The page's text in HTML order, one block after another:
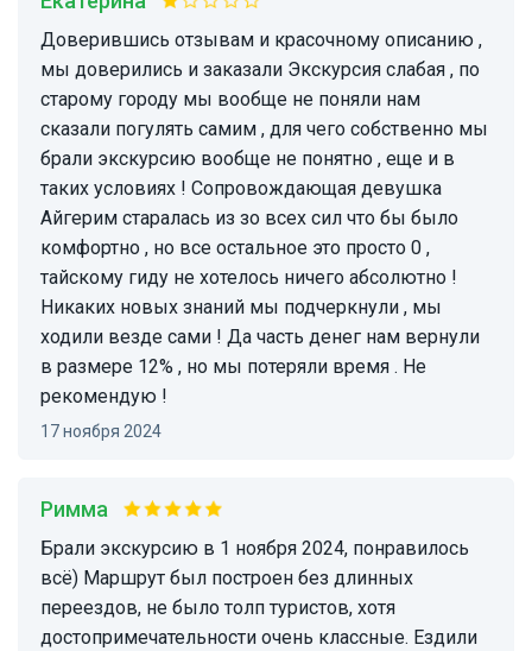
Доверившись отзывам и красочному описанию ,
мы доверились и заказали Экскурсия слабая , по
старому городу мы вообще не поняли нам
сказали погулять самим , для чего собственно мы
брали экскурсию вообще не понятно , еще и в
таких условиях ! Сопровождающая девушка
Айгерим старалась из зо всех сил что бы было
комфортно , но все остальное это просто 0 ,
тайскому гиду не хотелось ничего абсолютно !
Никаких новых знаний мы подчеркнули , мы
ходили везде сами ! Да часть денег нам вернули
в размере 12% , но мы потеряли время . Не
рекомендую !
17 ноября 2024
Римма
Брали экскурсию в 1 ноября 2024, понравилось
всё) Маршрут был построен без длинных
переездов, не было толп туристов, хотя
достопримечательности очень классные. Ездили